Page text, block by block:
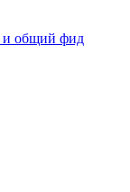
и общий фид